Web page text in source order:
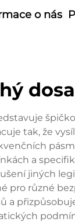
o nás
tak, že
a
jiných
pro různé
a